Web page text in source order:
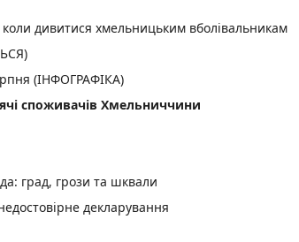
коли дивитися хмельницьким вболівальникам
(ІНФОГРАФІКА)
споживачів Хмельниччини
град, грози та шквали
декларування